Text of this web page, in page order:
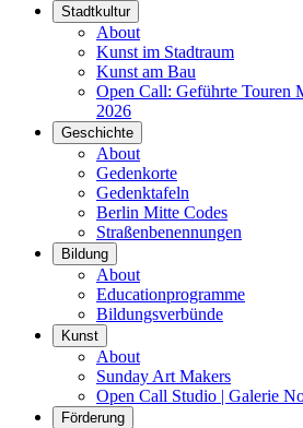
Stadtkultur
About
Kunst im Stadtraum
Kunst am Bau
Open Call: Geführte Touren
2026
Geschichte
About
Gedenkorte
Gedenktafeln
Berlin Mitte Codes
Straßenbenennungen
Bildung
About
Educationprogramme
Bildungsverbünde
Kunst
About
Sunday Art Makers
Open Call Studio | Galerie
Förderung